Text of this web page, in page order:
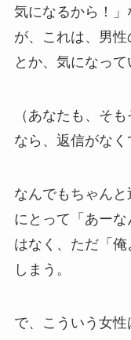
気になるから！
が、これは、男
とか、気になって
（あなたも、そ
なら、返信がなく
なんでもちゃん
にとって「あー
はなく、ただ「
しまう。
で、こういう女